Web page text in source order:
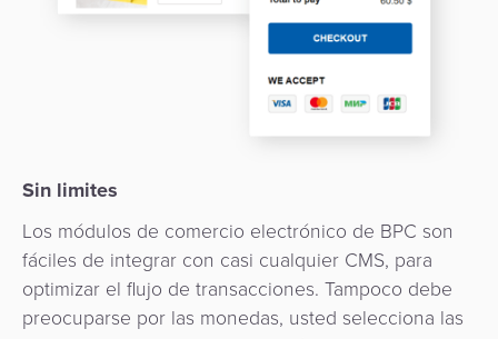
quioscos
Sin limites
Los módulos de comercio electrónico de BPC son
fáciles de integrar con casi cualquier CMS, para
optimizar el flujo de transacciones. Tampoco debe
preocuparse por las monedas, usted selecciona las